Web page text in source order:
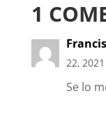
1
22,
Se lo